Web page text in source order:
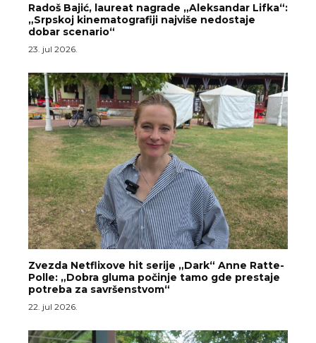
Radoš Bajić, laureat nagrade „Aleksandar Lifka“:
„Srpskoj kinematografiji najviše nedostaje
dobar scenario“
23. jul 2026.
Zvezda Netflixove hit serije „Dark“ Anne Ratte-
Polle: „Dobra gluma počinje tamo gde prestaje
potreba za savršenstvom“
22. jul 2026.